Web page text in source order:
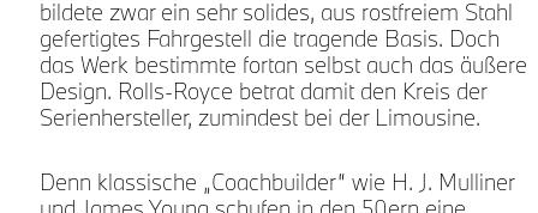
bildete zwar ein sehr solides, aus rostfreiem Stahl
gefertigtes Fahrgestell die tragende Basis. Doch
das Werk bestimmte fortan selbst auch das äußere
Design. Rolls-Royce betrat damit den Kreis der
Serienhersteller, zumindest bei der Limousine.
Denn klassische „Coachbuilder“ wie H. J. Mulliner